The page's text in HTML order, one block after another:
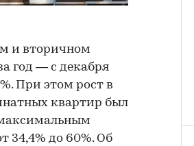
и вторичном
год — с декабря
При этом рост в
квартир был
максимальным
34,4% до 60%. Об